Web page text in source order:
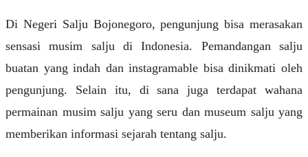
Di Negeri Salju Bojonegoro, pengunjung bisa merasakan
sensasi musim salju di Indonesia. Pemandangan salju
buatan yang indah dan instagramable bisa dinikmati oleh
pengunjung. Selain itu, di sana juga terdapat wahana
permainan musim salju yang seru dan museum salju yang
memberikan informasi sejarah tentang salju.